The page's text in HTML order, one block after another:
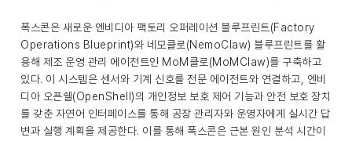
폭스콘은 새로운 엔비디아 팩토리 오퍼레이션 블루프린트(Factory
Operations Blueprint)와 네모클로(NemoClaw) 블루프린트를 활
용해 제조 운영 관리 에이전트인 MoM클로(MoMClaw)를 구축하고
있다. 이 시스템은 센서와 기계 신호를 전문 에이전트와 연결하고, 엔비
디아 오픈쉘(OpenShell)의 개인정보 보호 제어 기능과 안전 보호 장치
를 갖춘 자연어 인터페이스를 통해 공장 관리자와 운영자에게 실시간 답
변과 실행 계획을 제공한다. 이를 통해 폭스콘은 근본 원인 분석 시간이